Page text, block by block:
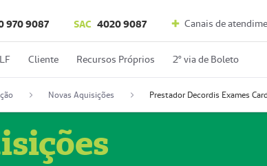
970 9087 SAC 4020 9087 Canais de
Cliente Recursos Próprios 2º via de Boleto
Novas Aquisições